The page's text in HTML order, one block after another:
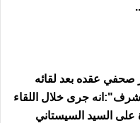
صحفي عقده بعد لقائه
جرى خلال اللقاء
السيد السيستاني